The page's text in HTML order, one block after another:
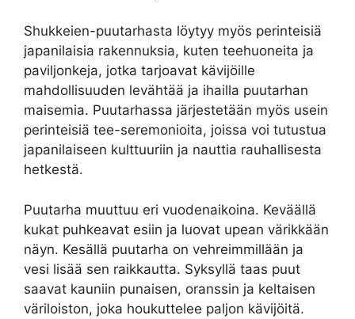
Shukkeien-puutarhasta löytyy myös perinteisiä
japanilaisia rakennuksia, kuten teehuoneita ja
paviljonkeja, jotka tarjoavat kävijöille
mahdollisuuden levähtää ja ihailla puutarhan
maisemia. Puutarhassa järjestetään myös usein
perinteisiä tee-seremonioita, joissa voi tutustua
japanilaiseen kulttuuriin ja nauttia rauhallisesta
hetkestä.
Puutarha muuttuu eri vuodenaikoina. Keväällä
kukat puhkeavat esiin ja luovat upean värikkään
näyn. Kesällä puutarha on vehreimmillään ja
vesi lisää sen raikkautta. Syksyllä taas puut
saavat kauniin punaisen, oranssin ja keltaisen
väriloiston, joka houkuttelee paljon kävijöitä.